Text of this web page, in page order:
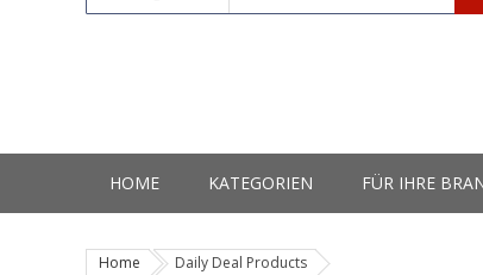
HOME KATEGORIEN FÜR IHRE
Home Daily Deal Products